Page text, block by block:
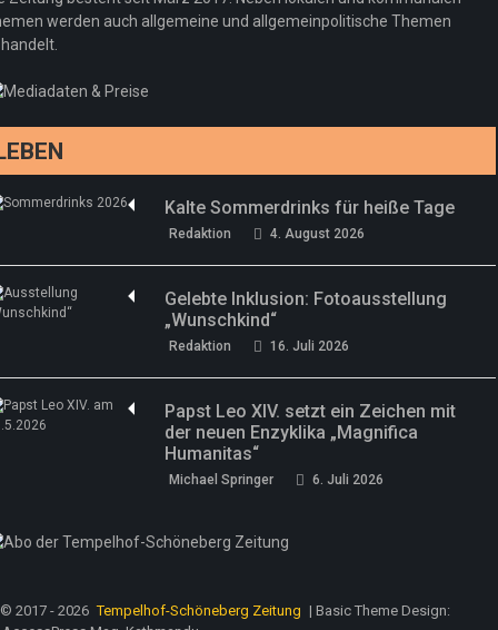
Regeln gelten 14. Juni
drei neue Specials zur Fußball-WM
werden auch allgemeine und allgemeinpolitische Themen
Kalte Sommerdrinks für heiße Tage
Redaktion 4. August 2026
Gelebte Inklusion: Fotoausstellung
„Wunschkind“
Redaktion 16. Juli 2026
Papst Leo XIV. setzt ein Zeichen mit
der neuen Enzyklika „Magnifica
Humanitas“
Michael Springer 6. Juli 2026
© 2017 - 2026 Tempelhof-Schöneberg Zeitung | Basic Theme Design: